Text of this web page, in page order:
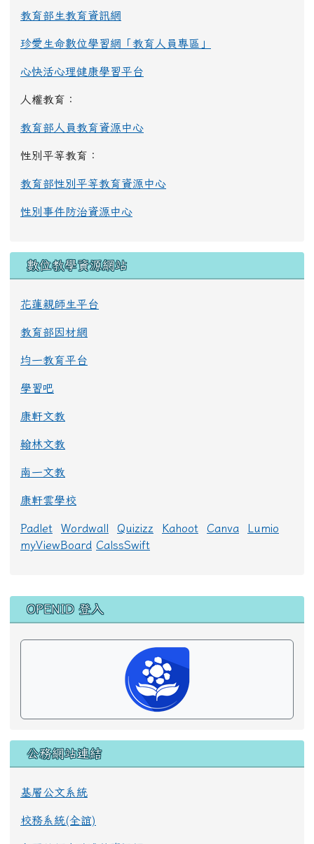
教育部生教育資訊網
珍愛生命數位學習網「教育人員專區」
心快活心理健康學習平台
人權教育：
教育部人員教育資源中心
性別平等教育：
教育部性別平等教育資源中心
性別事件防治資源中心
數位教學資源網站
花蓮親師生平台
教育部因材網
均一教育平台
學習吧
康軒文教
翰林文教
南一文教
康軒雲學校
Padlet Wordwall Quizizz Kahoot Canva
Lumio
myViewBoard CalssSwift
右邊區域內容
OPENID 登入
公務網站連結
基層公文系統
校務系統(全誼)